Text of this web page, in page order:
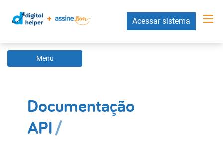
Acessar sistema
Menu
Documentação
API